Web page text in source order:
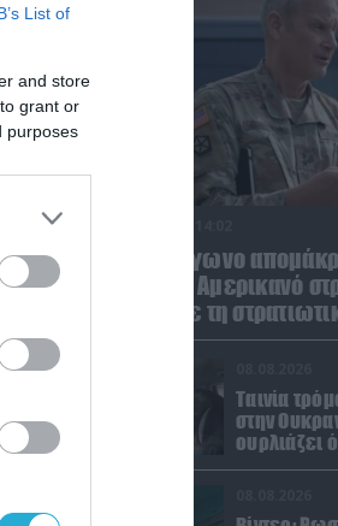
List of
and store
grant or
purposes
Το Πεντάγωνο
ανώτερο Αμερικανό
συντόνιζε τη
προς την Ουκρανία
Ταινία
στην
ουρλιάζει
TCC πήραν